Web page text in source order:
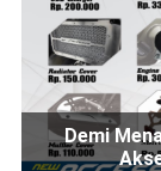
Demi